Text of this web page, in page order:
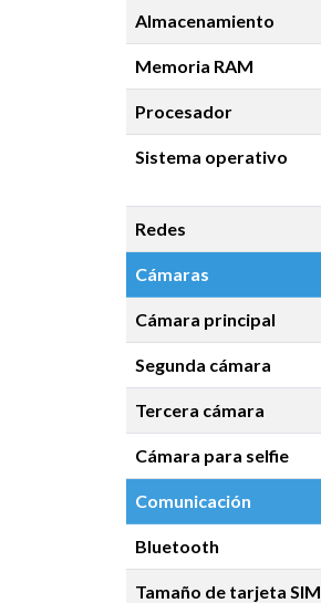
Almacenamiento
Memoria RAM
Procesador
Sistema operativo
Redes
Cámaras
Cámara principal
Segunda cámara
Tercera cámara
Cámara para selfie
Comunicación
Bluetooth
Tamaño de tarjeta SIM